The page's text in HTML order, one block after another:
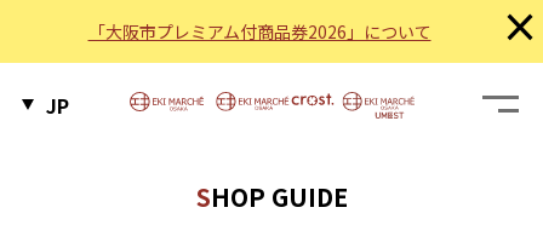
「大阪市プレミアム付商品券2026」について ×
JP
SHOP GUIDE